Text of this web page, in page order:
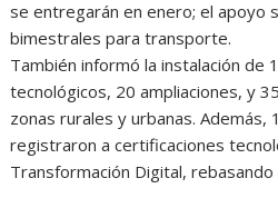
se entregarán en enero; el apoyo
bimestrales para transporte.
También informó la instalación de
tecnológicos, 20 ampliaciones, y
zonas rurales y urbanas.
registraron a certificaciones
Transformación Digital, rebasando